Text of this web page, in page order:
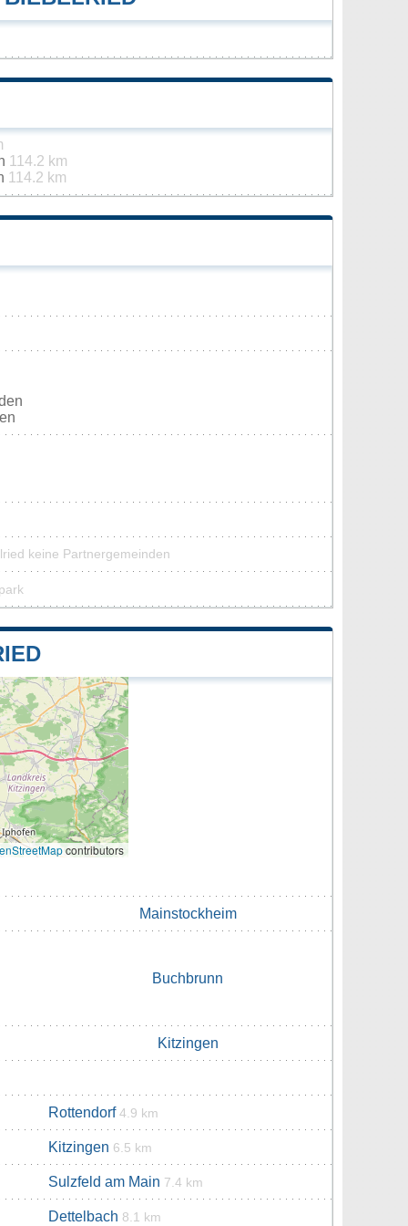
114.2 km
114.2 km
keine Partnergemeinden
contributors
Mainstockheim
Buchbrunn
Kitzingen
Rottendorf 4.9 km
Kitzingen 6.5 km
Sulzfeld am Main 7.4 km
Dettelbach 8.1 km